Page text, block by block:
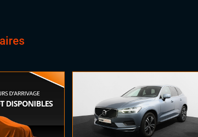
Essuie-glaces automatiques
Feux automatiques
Sièges chauffants avant et arrière
Sièges électriques à mémoire
Sièges massants
Sièges ventilés